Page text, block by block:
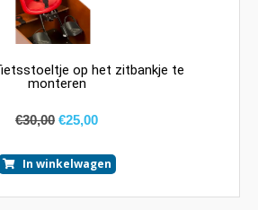
op het zitbankje te
monteren
€30,00 €25,00
In winkelwagen